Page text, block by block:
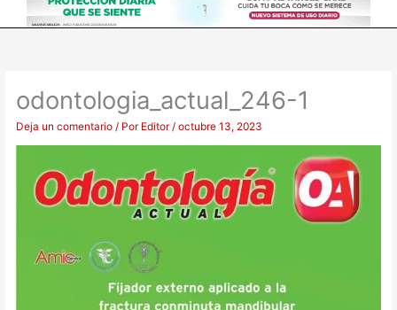
odontologia_actual_246-1
Deja un comentario / Por Editor/octubre 13, 2023